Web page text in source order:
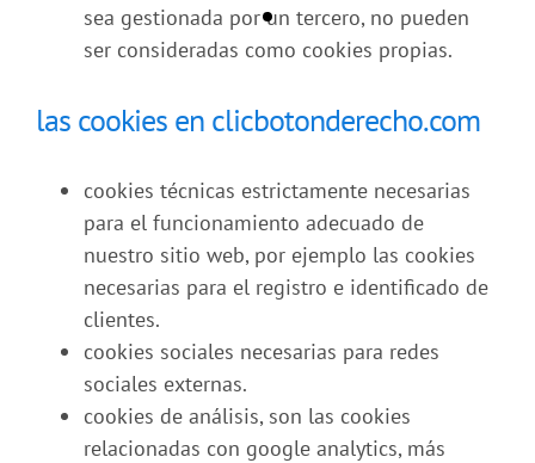
sea gestionada por un tercero, no pueden
ser consideradas como cookies propias.
las cookies en clicbotonderecho.com
cookies técnicas estrictamente necesarias
para el funcionamiento adecuado de
nuestro sitio web, por ejemplo las cookies
necesarias para el registro e identificado de
clientes.
cookies sociales necesarias para redes
sociales externas.
cookies de análisis, son las cookies
relacionadas con google analytics, más